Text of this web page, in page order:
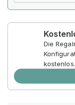
Die
kostenlos.